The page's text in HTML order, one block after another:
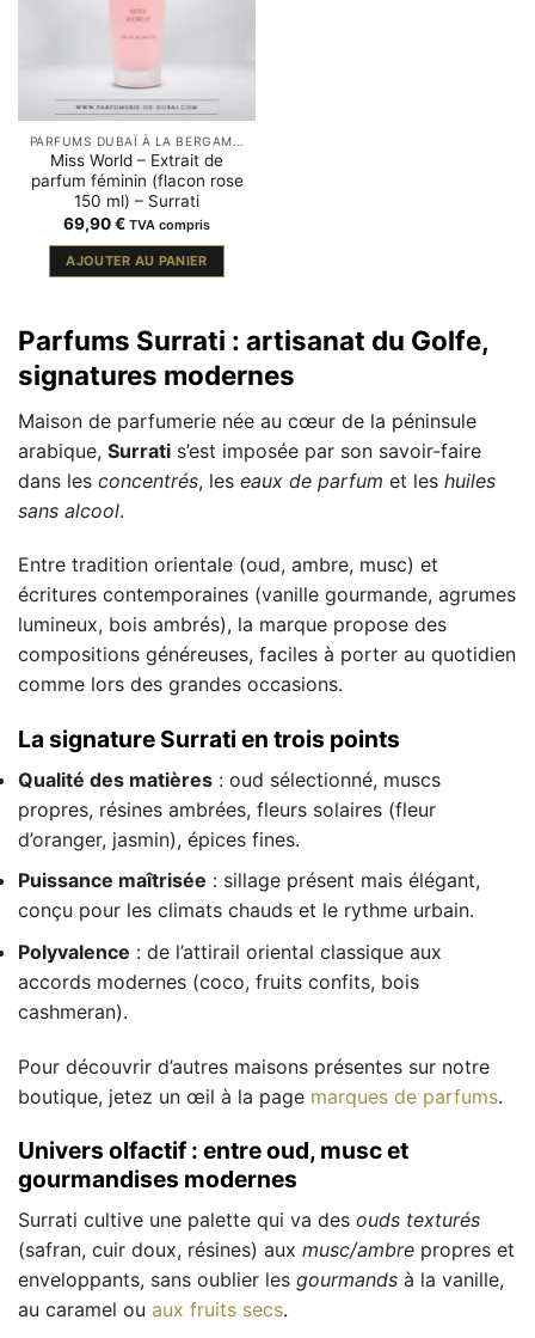
Miss World – Extrait de
parfum féminin (flacon rose
150 ml) – Surrati
69,90€ TVA compris
AJOUTER AU PANIER
Parfums Surrati : artisanat du Golfe,
signatures modernes
Maison de parfumerie née au cœur de la péninsule
arabique, Surrati s’est imposée par son savoir-faire
dans les concentrés, les eaux de parfum et les huiles
sans alcool.
Entre tradition orientale (oud, ambre, musc) et
écritures contemporaines (vanille gourmande, agrumes
lumineux, bois ambrés), la marque propose des
compositions généreuses, faciles à porter au quotidien
comme lors des grandes occasions.
La signature Surrati en trois points
Qualité des matières : oud sélectionné, muscs
propres, résines ambrées, fleurs solaires (fleur
d’oranger, jasmin), épices fines.
Puissance maîtrisée : sillage présent mais élégant,
conçu pour les climats chauds et le rythme urbain.
Polyvalence : de l’attirail oriental classique aux
accords modernes (coco, fruits confits, bois
cashmeran).
Pour découvrir d’autres maisons présentes sur notre
boutique, jetez un œil à la page marques de parfums.
Univers olfactif : entre oud, musc et
gourmandises modernes
Surrati cultive une palette qui va des ouds texturés
(safran, cuir doux, résines) aux musc/ambre propres et
enveloppants, sans oublier les gourmands à la vanille,
au caramel ou aux fruits secs.